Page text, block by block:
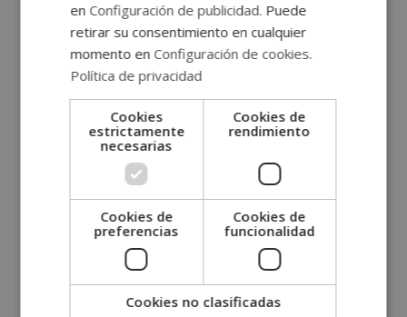
He leído y aceptola política
de privacidad y las condiciones
de uso
4 + 15
Alternative:
en Configuración de publicidad. Puede
retirar su consentimiento en cualquier
momento en Configuración de cookies.
Política de privacidad
Cookies
estrictamente
necesarias
Cookies de
rendimiento
Cookies de
preferencias
Cookies de
funcionalidad
Cookies no clasificadas